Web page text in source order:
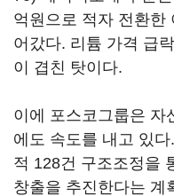
억원으로 적자 전환한
어갔다. 리튬 가격 급
이 겹친 탓이다.
이에 포스코그룹은 자
에도 속도를 내고 있
적 128건 구조조정을
창출을 추진한다는 계